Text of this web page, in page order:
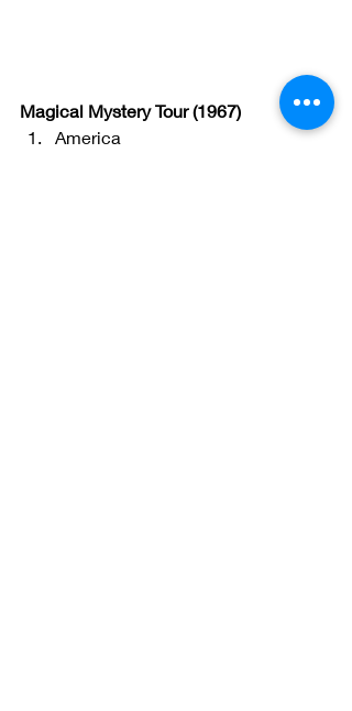
Magical Mystery Tour (1967)
America